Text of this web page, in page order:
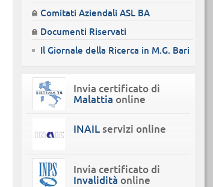
Comitati Aziendali ASL BA
Documenti Riservati
Il Giornale della Ricerca in M.G. Bari
Invia certificato di
Malattia online
INAIL servizi online
Invia certificato di
Invalidità online